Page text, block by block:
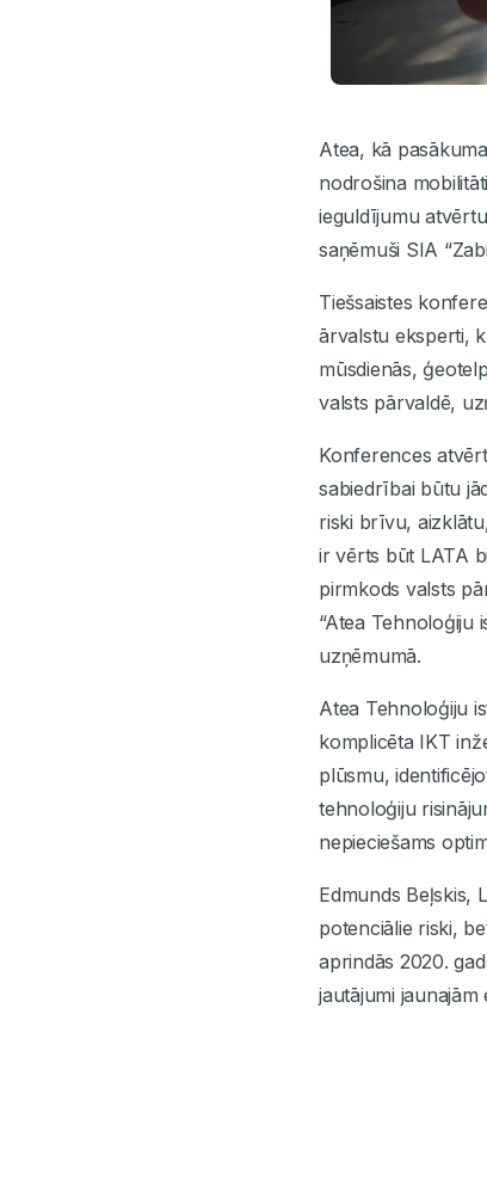
Atea, kā
nodrošina
ieguldījumu
saņēmuši SIA
Tiešsaistes
ārvalstu eksperti,
mūsdienās,
valsts pārvaldē,
Konferences
sabiedrībai būtu
riski brīvu,
ir vērts būt LATA
pirmkods valsts
“Atea Tehnoloģiju
uzņēmumā.
Atea Tehnoloģiju
komplicēta IKT
plūsmu,
tehnoloģiju
nepieciešams
Edmunds Beļskis,
potenciālie riski,
aprindās 2020.
jautājumi